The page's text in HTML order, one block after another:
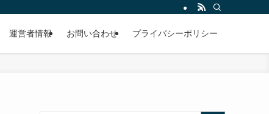
運営者情報 お問い合わせ プライバシーポリシー